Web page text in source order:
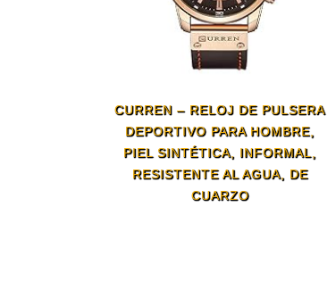
CURREN – RELOJ DE PULSERA
DEPORTIVO PARA HOMBRE,
PIEL SINTÉTICA, INFORMAL,
RESISTENTE AL AGUA, DE
CUARZO